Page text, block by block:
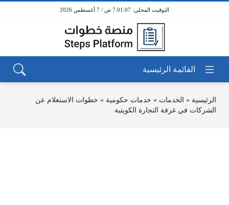
7:01:07 ص / 7 أغسطس 2026
الرئيسية » الخدمات » خدمات حكومية » خطوات الاستعلام عن
الشركات في غرفة التجارة الكويتية